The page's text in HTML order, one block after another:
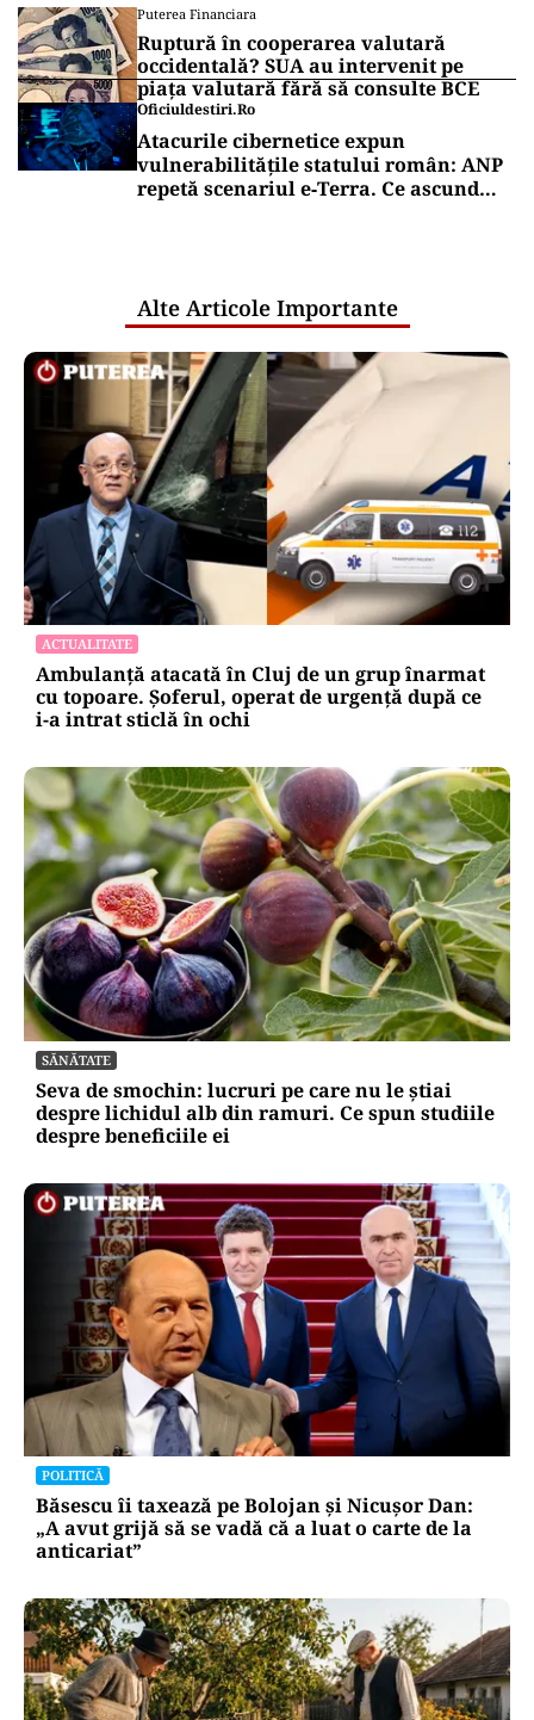
Puterea Financiara
Ruptură în cooperarea valutară
occidentală? SUA au intervenit pe
piața valutară fără să consulte BCE
Oficiuldestiri.ro
Atacurile cibernetice expun
vulnerabilitățile statului român: ANP
repetă scenariul e‑Terra. Ce ascund
Alte Articole Importante
ACTUALITATE
Ambulanță atacată în Cluj de un grup înarmat
cu topoare. Șoferul, operat de urgență după ce
i-a intrat sticlă în ochi
SĂNĂTATE
Seva de smochin: lucruri pe care nu le știai
despre lichidul alb din ramuri. Ce spun studiile
despre beneficiile ei
POLITICĂ
Băsescu îi taxează pe Bolojan și Nicușor Dan:
„A avut grijă să se vadă că a luat o carte de la
anticariat”